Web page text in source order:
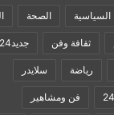
السياسية الصحة
ثقافة وفن جديد24
رياضة سلايدر
فن ومشاهير